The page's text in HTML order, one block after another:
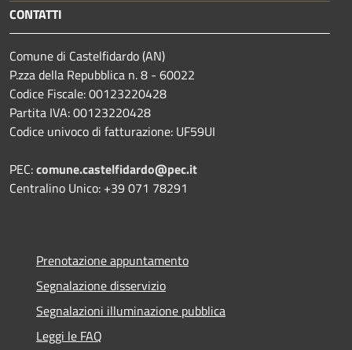
CONTATTI
Comune di Castelfidardo (AN)
P.zza della Repubblica n. 8 - 60022
Codice Fiscale: 00123220428
Partita IVA: 00123220428
Codice univoco di fatturazione: UF59UI
PEC:comune.castelfidardo@pec.it
Centralino Unico: +39 071 78291
Prenotazione appuntamento
Segnalazione disservizio
Segnalazioni illuminazione pubblica
Leggi le FAQ